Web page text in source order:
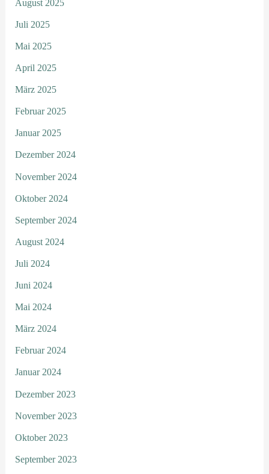
August 2025
Juli 2025
Mai 2025
April 2025
März 2025
Februar 2025
Januar 2025
Dezember 2024
November 2024
Oktober 2024
September 2024
August 2024
Juli 2024
Juni 2024
Mai 2024
März 2024
Februar 2024
Januar 2024
Dezember 2023
November 2023
Oktober 2023
September 2023